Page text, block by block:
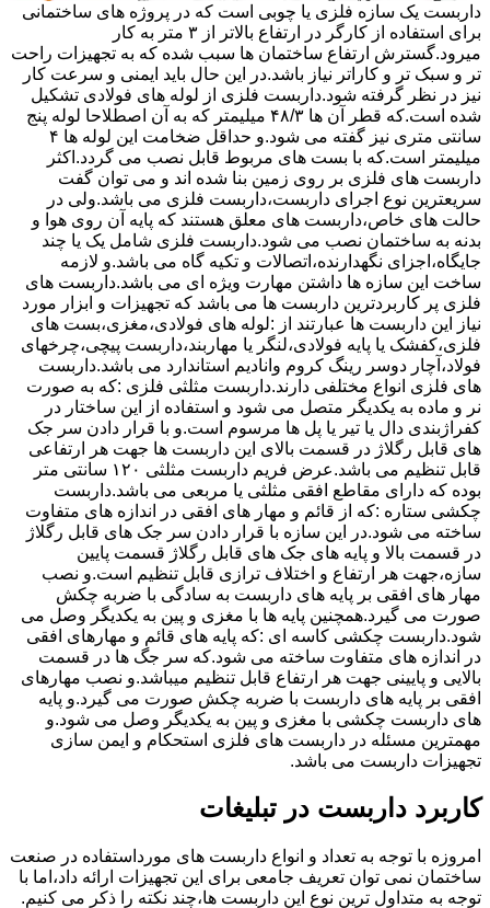
داربست یک سازه فلزی یا چوبی است که در پروژه های ساختمانی
برای استفاده از کارگر در ارتفاع بالاتر از ۳ متر به کار
میرود.گسترش ارتفاع ساختمان ها سبب شده که به تجهیزات راحت
تر و سبک تر و کاراتر نیاز باشد.در این حال باید ایمنی و سرعت کار
نیز در نظر گرفته شود.داربست فلزی از لوله های فولادی تشکیل
شده است.که قطر آن ها ۴۸/۳ میلیمتر که به آن اصطلاحا لوله پنج
سانتی متری نیز گفته می شود.و حداقل ضخامت این لوله ها ۴
میلیمتر است.که با بست های مربوط قابل نصب می گردد.اکثر
داربست های فلزی بر روی زمین بنا شده اند و می توان گفت
سریعترین نوع اجرای داربست،داربست فلزی می باشد.ولی در
حالت های خاص،داربست های معلق هستند که پایه آن روی هوا و
بدنه به ساختمان نصب می شود.داربست فلزی شامل یک یا چند
جایگاه،اجزای نگهدارنده،اتصالات و تکیه گاه می باشد.و لازمه
ساخت این سازه ها داشتن مهارت ویژه ای می باشد.داربست های
فلزی پر کاربردترین داربست ها می باشد که تجهیزات و ابزار مورد
نیاز این داربست ها عبارتند از :لوله های فولادی،مغزی،بست های
فلزی،کفشک یا پایه فولادی،لنگر یا مهاربند،داربست پیچی،چرخهای
فولاد،آچار دوسر رینگ کروم وانادیم استاندارد می باشد.داربست
های فلزی انواع مختلفی دارند.داربست مثلثی فلزی :که به صورت
نر و ماده به یکدیگر متصل می شود و استفاده از این ساختار در
کفراژبندی دال یا تیر یا پل ها مرسوم است.و با قرار دادن سر جک
های قابل رگلاژ در قسمت بالای این داربست ها جهت هر ارتفاعی
قابل تنظیم می باشد.عرض فریم داربست مثلثی ۱۲۰ سانتی متر
بوده که دارای مقاطع افقی مثلثی یا مربعی می باشد.داربست
چکشی ستاره :که از قائم و مهار های افقی در اندازه های متفاوت
ساخته می شود.در این سازه با قرار دادن سر جک های قابل رگلاژ
در قسمت بالا و پایه های جک های قابل رگلاژ قسمت پایین
سازه،جهت هر ارتفاع و اختلاف ترازی قابل تنظیم است.و نصب
مهار های افقی بر پایه های داربست به سادگی با ضربه چکش
صورت می گیرد.همچنین پایه ها با مغزی و پین به یکدیگر وصل می
شود.داربست چکشی کاسه ای :که پایه های قائم و مهارهای افقی
در اندازه های متفاوت ساخته می شود.که سر جگ ها در قسمت
بالایی و پایینی جهت هر ارتفاع قابل تنظیم میباشد.و نصب مهارهای
افقی بر پایه های داربست با ضربه چکش صورت می گیرد.و پایه
های داربست چکشی با مغزی و پین به یکدیگر وصل می شود.و
مهمترین مسئله در داربست های فلزی استحکام و ایمن سازی
تجهیزات داربست می باشد.
کاربرد داربست در تبلیغات
امروزه با توجه به تعداد و انواع داربست های مورداستفاده در صنعت
ساختمان نمی توان تعریف جامعی برای این تجهیزات ارائه داد،اما با
توجه به متداول ترین نوع این داربست ها،چند نکته را ذکر می کنیم.